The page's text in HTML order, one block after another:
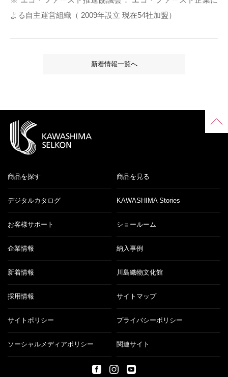
よる自主運営組織（ 2009年設立 現在54社加盟）
新着情報一覧へ
商品を探す 商品を見る
デジタルカタログ KAWASHIMA Stories
お客様サポート ショールーム
企業情報 納入事例
新着情報 川島織物文化館
採用情報 サイトマップ
サイトポリシー プライバシーポリシー
ソーシャルメディアポリシー 関連サイト